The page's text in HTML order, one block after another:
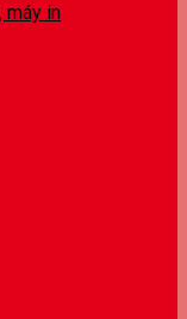
máy in